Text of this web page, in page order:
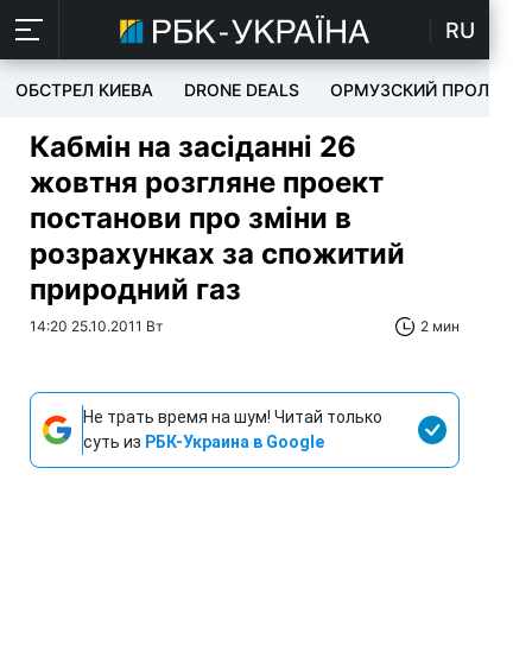
RU
ОБСТРЕЛ КИЕВА DRONE DEALS ОРМУЗСКИЙ ПРОЛИВ
Кабмін на засіданні 26
жовтня розгляне проект
постанови про зміни в
розрахунках за спожитий
природний газ
14:20 25.10.2011 Вт 2 мин
Не трать время на шум! Читай только
суть из РБК-Украина в Google